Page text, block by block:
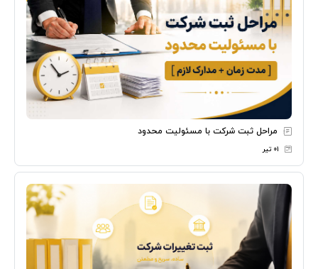
مراحل ثبت شرکت با مسئولیت محدود
۰۱ تیر